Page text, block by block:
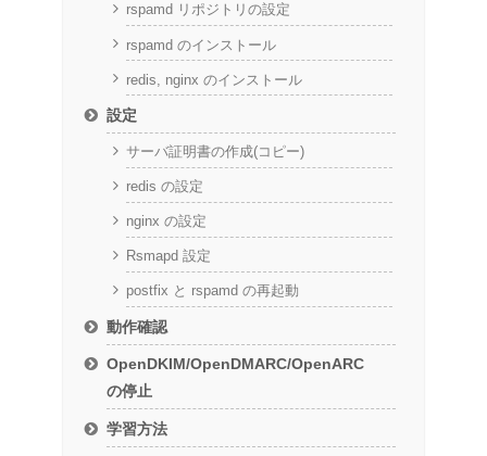
rspamd リポジトリの設定
rspamd のインストール
redis, nginx のインストール
設定
サーバ証明書の作成(コピー)
redis の設定
nginx の設定
Rsmapd 設定
postfix と rspamd の再起動
動作確認
OpenDKIM/OpenDMARC/OpenARC
の停止
学習方法